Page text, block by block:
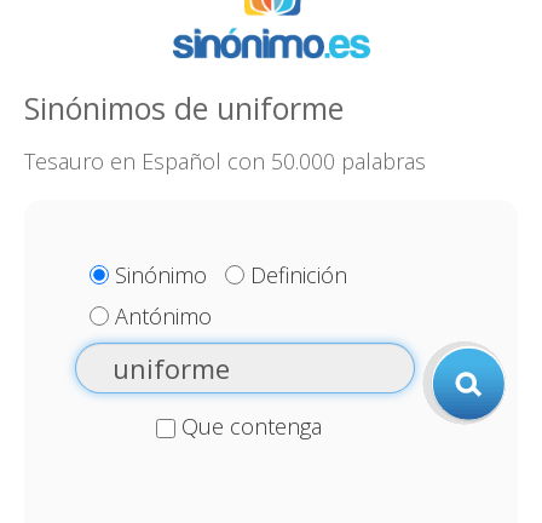
Sinónimos de uniforme
Tesauro en Español con 50.000 palabras
Sinónimo
Definición
Antónimo
Que contenga